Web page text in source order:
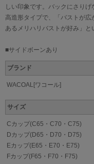
しい印象です。バックにさりげ
高造形タイプで、「バストが
あるメリハリバストが好み」と
■サイドボーンあり
ブランド
WACOAL[ワコール]
サイズ
Cカップ(C65・C70・C75)
Dカップ(D65・D70・D75)
Eカップ(E65・E70・E75)
Fカップ(F65・F70・F75)